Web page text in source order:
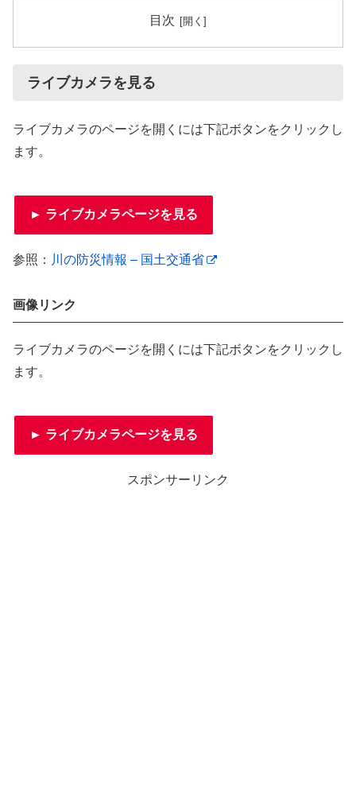
目次
ライブカメラを見る
ライブカメラのページを開くには下記ボタンをクリックし
ます。
► ライブカメラページを見る
参照： 川の防災情報 – 国土交通省
画像リンク
ライブカメラのページを開くには下記ボタンをクリックし
ます。
► ライブカメラページを見る
スポンサーリンク